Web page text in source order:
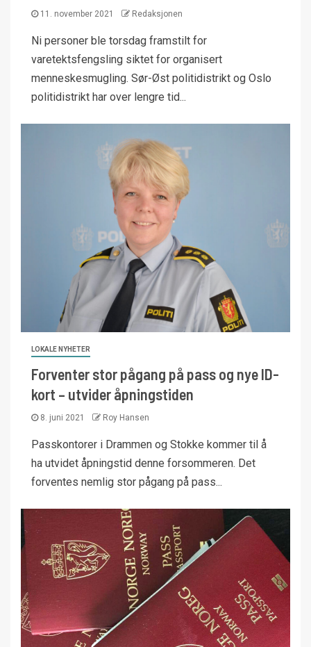
11. november 2021 Redaksjonen
Ni personer ble torsdag framstilt for
varetektsfengsling siktet for organisert
menneskesmugling. Sør-Øst politidistrikt og Oslo
politidistrikt har over lengre tid...
LOKALE NYHETER
Forventer stor pågang på pass og nye ID-
kort – utvider åpningstiden
8. juni 2021 Roy Hansen
Passkontorer i Drammen og Stokke kommer til å
ha utvidet åpningstid denne forsommeren. Det
forventes nemlig stor pågang på pass...